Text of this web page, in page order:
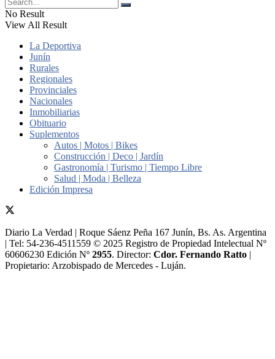
No Result
View All Result
La Deportiva
Junín
Rurales
Regionales
Provinciales
Nacionales
Inmobiliarias
Obituario
Suplementos
Autos | Motos | Bikes
Construcción | Deco | Jardín
Gastronomía | Turismo | Tiempo Libre
Salud | Moda | Belleza
Edición Impresa
Diario La Verdad | Roque Sáenz Peña 167 Junín, Bs. As. Argentina
| Tel: 54-236-4511559 © 2025 Registro de Propiedad Intelectual Nº
60606230 Edición Nº 2955. Director:​ Cdor. Fernando Ratto |
Propietario:​ Arzobispado de Mercedes - Luján.